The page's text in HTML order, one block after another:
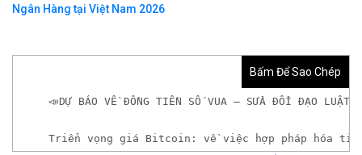
Ngân Hàng tại Việt Nam 2026
Bấm Để Sao Chép
📣DỰ BÁO VỀ ĐỒNG TIỀN SỐ VUA – SỬA ĐỔI ĐẠO LUẬT
Triển vọng giá Bitcoin: về việc hợp pháp hóa